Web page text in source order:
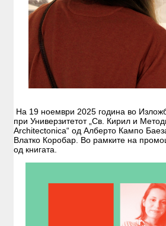
На 19 ноември 2025 година во
при Универзитетот „Св. Кирил и
Architectonica“ од Алберто Кампо
Влатко Коробар. Во рамките на
од книгата.